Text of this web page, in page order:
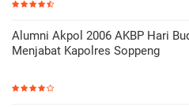
Alumni Akpol 2006 AKBP Hari
Menjabat Kapolres Soppeng